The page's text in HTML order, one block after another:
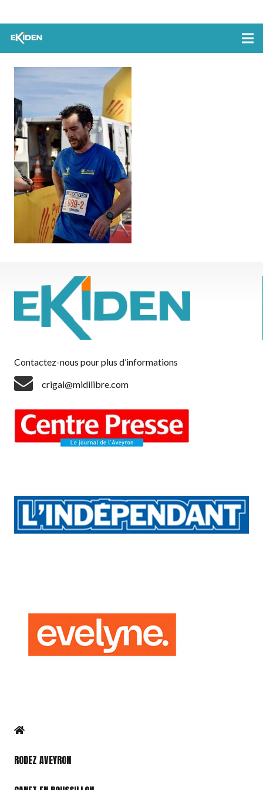
Contactez-nous pour plus d’informations
crigal@midilibre.com
RODEZ AVEYRON